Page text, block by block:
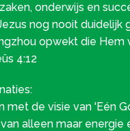
onderwijs en
nog nooit duidelijk
opwekt die Hem
4:12
met de visie van 'Eén
alleen maar energie